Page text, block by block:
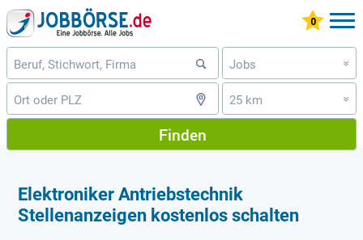
Jobs »
25 km »
Finden
Elektroniker Antriebstechnik
Stellenanzeigen kostenlos schalten